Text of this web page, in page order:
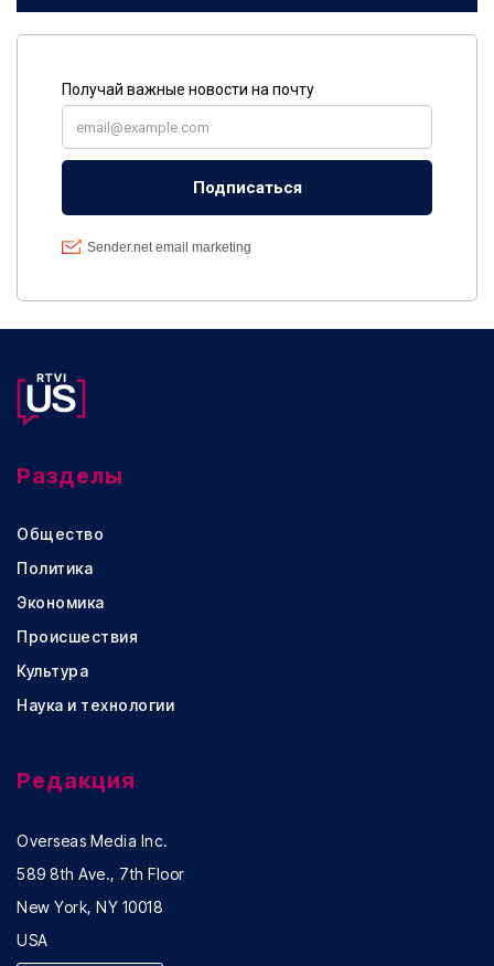
Разделы
Общество
Политика
Экономика
Происшествия
Культура
Наука и технологии
Редакция
Overseas Media Inc.
589 8th Ave., 7th Floor
New York, NY 10018
USA